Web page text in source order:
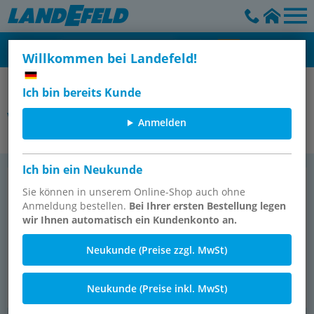
Willkommen bei Landefeld!
Ich bin bereits Kunde
Anmelden
Ich bin ein Neukunde
Sie können in unserem Online-Shop auch ohne
Anmeldung bestellen. Bei Ihrer ersten Bestellung legen
wir Ihnen automatisch ein Kundenkonto an.
Neukunde (Preise zzgl. MwSt)
Neukunde (Preise inkl. MwSt)
weitere Originalteile
326 Ar­ti­kel